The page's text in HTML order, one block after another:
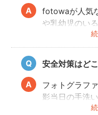
fotowaが人気
や乳幼児のい
を楽しんでい
厳しい審査を
扱いに慣れて
ンが全国に多
またどのカメ
ません。分か
安全対策はど
フォトグラフ
影当日の手洗
策や、熱中症